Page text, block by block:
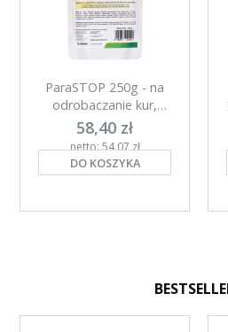
ParaSTOP 250g - na
odrobaczanie kur,
gołębi i świń
58,40 zł
netto: 54,07 zł
DO KOSZYKA